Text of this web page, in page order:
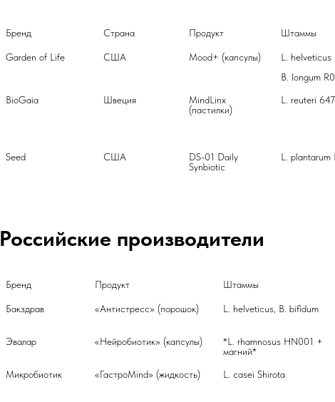
Бренд Страна Продукт Штаммы
Garden of Life США Mood+ (капсулы)
L. helveticus
B. longum
BioGaia Швеция
MindLinx
(пастилки)
L. reuteri
Seed США
DS-01 Daily
Synbiotic
L. plantarum
Российские производители
Бренд Штаммы
Бакздрав «Антистресс» (порошок) L. helveticus, B. bifidum
Эвалар
«Нейробиотик» (капсулы)
*L. rhamnosus HN001 +
магний*
Микробиотик
«ГастроMind» (жидкость) L. casei Shirota